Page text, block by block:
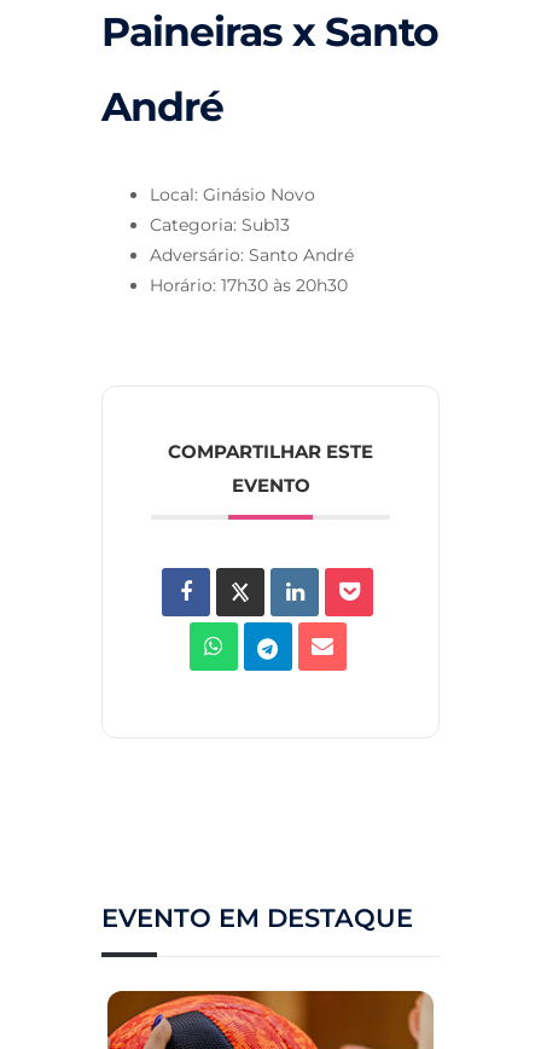
Paineiras x Santo
André
Local: Ginásio Novo
Categoria: Sub13
Adversário: Santo André
Horário: 17h30 às 20h30
COMPARTILHAR ESTE
EVENTO
EVENTO EM DESTAQUE